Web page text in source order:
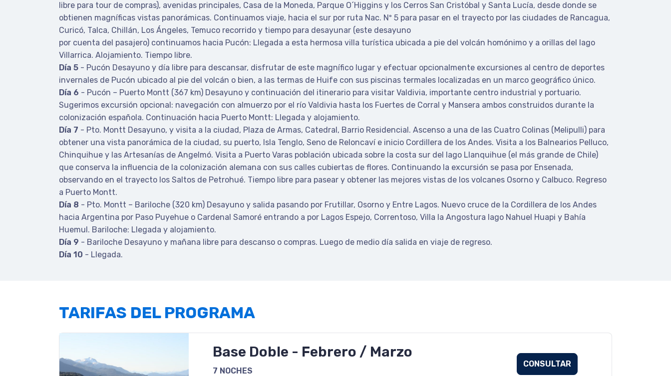
libre para tour de compras), avenidas principales, Casa de la Moneda, Parque O´Higgins y los Cerros San Cristóbal y Santa Lucía, desde donde se
obtienen magníficas vistas panorámicas. Continuamos viaje, hacia el sur por ruta Nac. Nº 5 para pasar en el trayecto por las ciudades de Rancagua,
Curicó, Talca, Chillán, Los Ángeles, Temuco recorrido y tiempo para desayunar (este desayuno
por cuenta del pasajero) continuamos hacia Pucón: Llegada a esta hermosa villa turística ubicada a pie del volcán homónimo y a orillas del lago
Villarrica. Alojamiento. Tiempo libre.
Día 5 - Pucón Desayuno y día libre para descansar, disfrutar de este magnífico lugar y efectuar opcionalmente excursiones al centro de deportes
invernales de Pucón ubicado al pie del volcán o bien, a las termas de Huife con sus piscinas termales localizadas en un marco geográfico único.
Día 6 - Pucón – Puerto Montt (367 km) Desayuno y continuación del itinerario para visitar Valdivia, importante centro industrial y portuario.
Sugerimos excursión opcional: navegación con almuerzo por el río Valdivia hasta los Fuertes de Corral y Mansera ambos construidos durante la
colonización española. Continuación hacia Puerto Montt: Llegada y alojamiento.
Día 7 - Pto. Montt Desayuno, y visita a la ciudad, Plaza de Armas, Catedral, Barrio Residencial. Ascenso a una de las Cuatro Colinas (Melipulli) para
obtener una vista panorámica de la ciudad, su puerto, Isla Tenglo, Seno de Reloncaví e inicio Cordillera de los Andes. Visita a los Balnearios Pelluco,
Chinquihue y las Artesanías de Angelmó. Visita a Puerto Varas población ubicada sobre la costa sur del lago Llanquihue (el más grande de Chile)
que conserva la influencia de la colonización alemana con sus calles cubiertas de flores. Continuando la excursión se pasa por Ensenada,
observando en el trayecto los Saltos de Petrohué. Tiempo libre para pasear y obtener las mejores vistas de los volcanes Osorno y Calbuco. Regreso
a Puerto Montt.
Día 8 - Pto. Montt – Bariloche (320 km) Desayuno y salida pasando por Frutillar, Osorno y Entre Lagos. Nuevo cruce de la Cordillera de los Andes
hacia Argentina por Paso Puyehue o Cardenal Samoré entrando a por Lagos Espejo, Correntoso, Villa la Angostura lago Nahuel Huapi y Bahía
Huemul. Bariloche: Llegada y alojamiento.
Día 9 - Bariloche Desayuno y mañana libre para descanso o compras. Luego de medio día salida en viaje de regreso.
Día 10 - Llegada.
TARIFAS DEL PROGRAMA
Base Doble - Febrero / Marzo
7 NOCHES
CONSULTAR